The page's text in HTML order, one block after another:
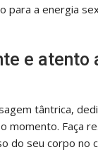
para a energia
e atento
tântrica,
momento. Faça
do seu corpo no